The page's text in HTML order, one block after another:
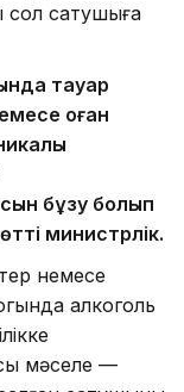
сол сатушыға
тауар
оған
бұзу болып
министрлік.
немесе
алкоголь
мәселе —